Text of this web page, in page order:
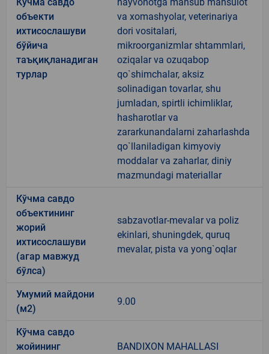
объекти
ихтисослашуви
бўйича
таъқиқланадиган
турлар
va xomashyolar, veterinariya
dori vositalari,
mikroorganizmlar shtammlari,
oziqalar va ozuqabop
qo`shimchalar, aksiz
solinadigan tovarlar, shu
jumladan, spirtli ichimliklar,
hasharotlar va
zararkunandalarni zaharlashda
qo`llaniladigan kimyoviy
moddalar va zaharlar, diniy
mazmundagi materiallar
Кўчма савдо
объектининг
жорий
ихтисослашуви
(агар мавжуд
бўлса)
sabzavotlar-mevalar va poliz
ekinlari, shuningdek, quruq
mevalar, pista va yong`oqlar
Умумий майдони
(м2)
9.00
Кўчма савдо
жойининг
BANDIXON MAHALLASI